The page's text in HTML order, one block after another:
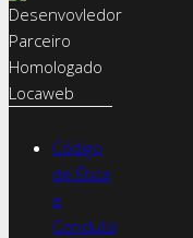
Código
de Ética
e
Conduta